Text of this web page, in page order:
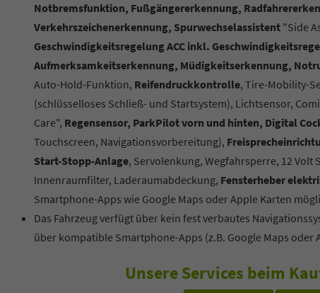
Notbremsfunktion, Fußgängererkennung,
Verkehrszeichenerkennung, Spurwechselassistent "Side
Geschwindigkeitsregelung ACC inkl.
Aufmerksamkeitserkennung, Müdigkeitserkennung,
Auto-Hold-Funktion, Reifendruckkontrolle, Tire-Mobility-
(schlüsselloses Schließ- und Startsystem), Lichtsensor,
Care", Regensensor, ParkPilot vorn und hinten, Digital
Touchscreen, Navigationsvorbereitung),
Start-Stopp-Anlage, Servolenkung, Wegfahrsperre, 12
Innenraumfilter, Laderaumabdeckung, Fensterheber
Smartphone-Apps wie Google Maps oder Apple Karten
Das Fahrzeug verfügt über kein fest verbautes
über kompatible Smartphone-Apps (z.B. Google Maps oder
Unsere Services beim